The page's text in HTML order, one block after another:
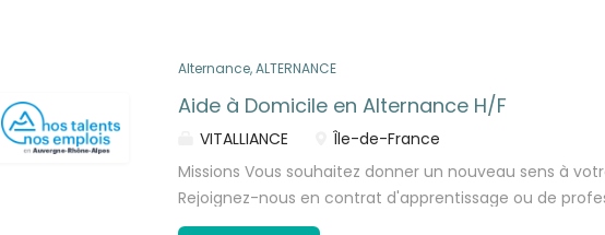
Alternance, ALTERNANCE
Aide à Domicile en Alternance H/F
VITALLIANCE
Île-de-France
Missions Vous souhaitez donner un nouveau sens à
Rejoignez-nous en contrat d'apprentissage ou de
formez-vous à un métier profondément humain, utile